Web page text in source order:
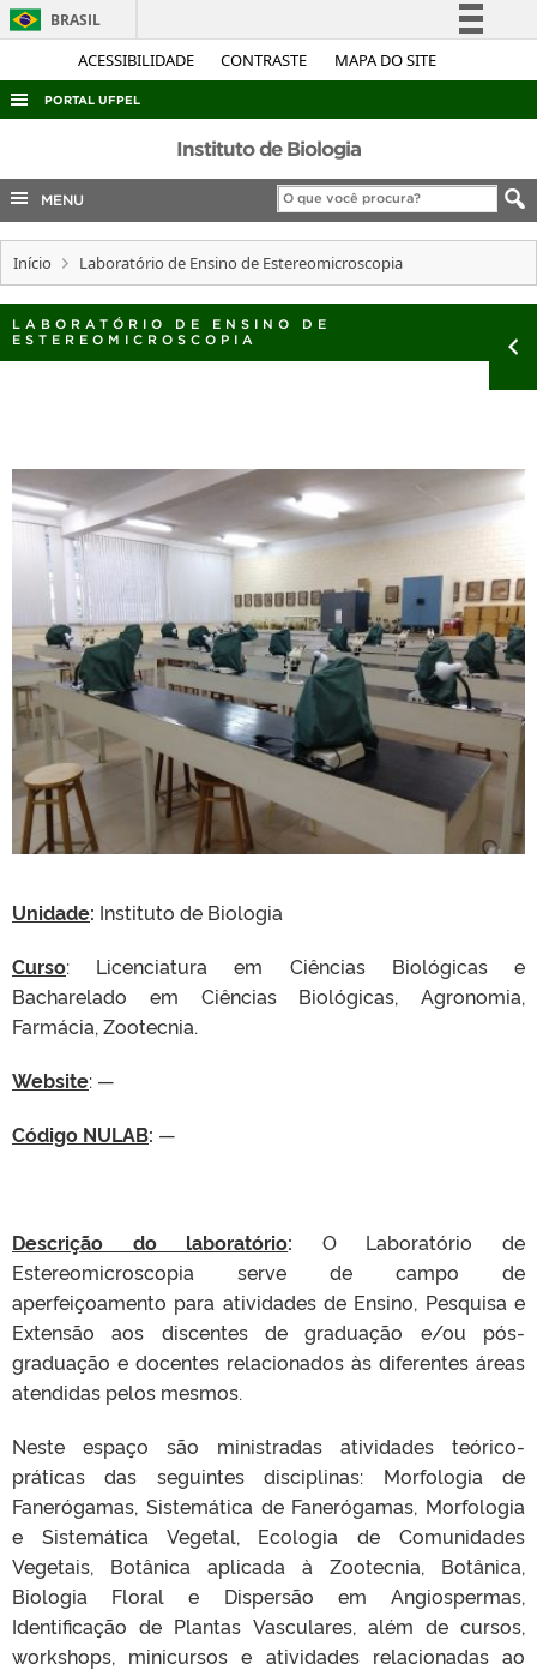
ACESSIBILIDADE CONTRASTE MAPA DO SITE
BRASIL
Simplifique!
Acesso à informação
Legislação
Canais
PORTAL UFPEL
ACESSO À INFORMAÇÃO
AUDITORIA
COBALTO
CONCURSOS
EDITAIS
INTERNACIONAL
TELEFONES
Instituto de Biologia
MENU
Início Laboratório de Ensino de Estereomicroscopia
LABORATÓRIO DE ENSINO DE
ESTEREOMICROSCOPIA
Unidade: Instituto de Biologia
Curso: Licenciatura em Ciências Biológicas e
Bacharelado em Ciências Biológicas, Agronomia,
Farmácia, Zootecnia.
Website: —
Código NULAB: —
Descrição do laboratório: O Laboratório de
Estereomicroscopia serve de campo de
aperfeiçoamento para atividades de Ensino, Pesquisa e
Extensão aos discentes de graduação e/ou pós-
graduação e docentes relacionados às diferentes áreas
atendidas pelos mesmos.
Neste espaço são ministradas atividades teórico-
práticas das seguintes disciplinas: Morfologia de
Fanerógamas, Sistemática de Fanerógamas, Morfologia
e Sistemática Vegetal, Ecologia de Comunidades
Vegetais, Botânica aplicada à Zootecnia, Botânica,
Biologia Floral e Dispersão em Angiospermas,
Identificação de Plantas Vasculares, além de cursos,
workshops, minicursos e atividades relacionadas ao